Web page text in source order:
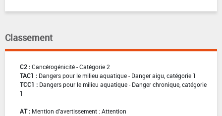
Classement
C2 :Cancérogénicité - Catégorie 2
TAC1 : Dangers pour le milieu aquatique - Danger aigu, catégorie 1
TCC1 : Dangers pour le milieu aquatique - Danger chronique, catégorie
1
AT : Mention d'avertissement : Attention